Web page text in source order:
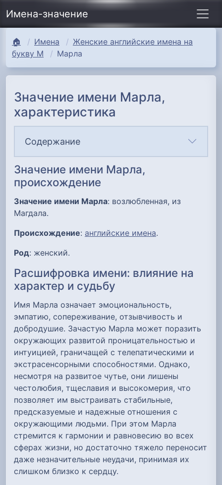
Имена-значение
🏠 Имена
Женские английские имена на
букву М
Марла
Значение имени Марла,
характеристика
Содержание
Значение имени Марла,
происхождение
Значение имени Марла: возлюбленная, из
Магдала.
Происхождение: английские имена.
Род: женский.
Расшифровка имени: влияние на
характер и судьбу
Имя Марла означает эмоциональность,
эмпатию, сопереживание, отзывчивость и
добродушие. Зачастую Марла может поразить
окружающих развитой проницательностью и
интуицией, граничащей с телепатическими и
экстрасенсорными способностями. Однако,
несмотря на развитое чутье, они лишены
честолюбия, тщеславия и высокомерия, что
позволяет им выстраивать стабильные,
предсказуемые и надежные отношения с
окружающими людьми. При этом Марла
стремится к гармонии и равновесию во всех
сферах жизни, но достаточно тяжело переносит
даже незначительные неудачи, принимая их
слишком близко к сердцу.